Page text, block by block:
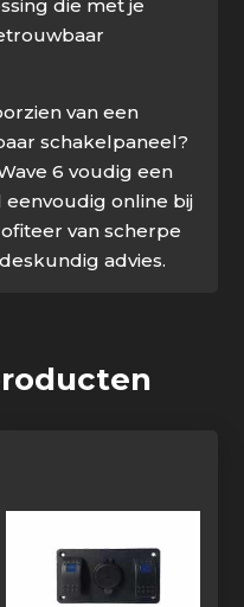
die met je
van een
schakelpaneel?
6 voudig een
online bij
van scherpe
advies.